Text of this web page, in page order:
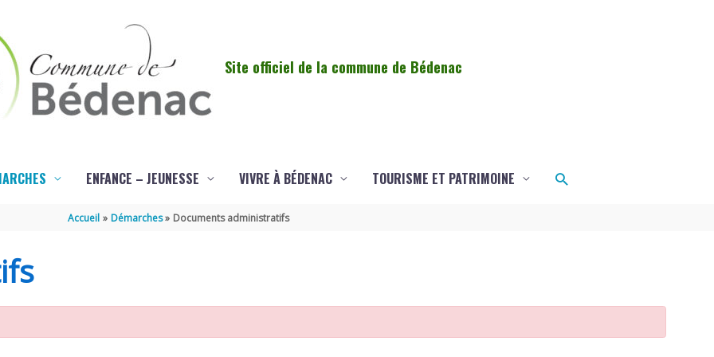
Site officiel de la commune de Bédenac
ENFANCE – JEUNESSE VIVRE À BÉDENAC TOURISME ET PATRIMOINE Rechercher
Accueil Démarches Documents administratifs